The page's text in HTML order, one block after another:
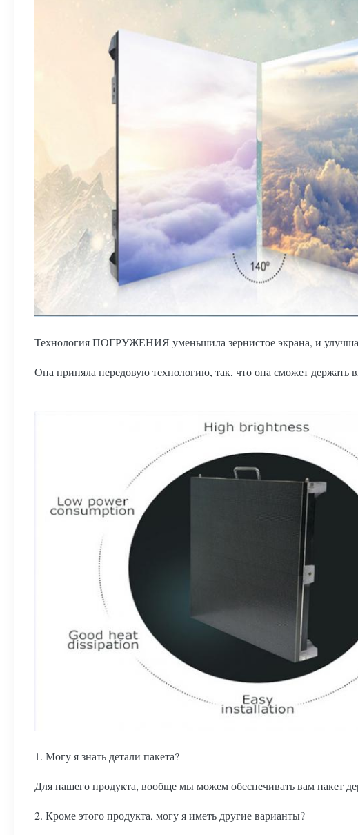
Технология ПОГРУЖЕНИЯ уменьшила зернистое экрана, и
Она приняла передовую технологию, так, что она сможет держать
1. Могу я знать детали пакета?
Для нашего продукта, вообще мы можем обеспечивать вам пакет
2. Кроме этого продукта, могу я иметь другие варианты?